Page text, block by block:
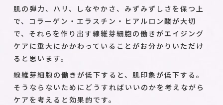
肌の弾力、ハリ、しなやかさ、みずみずしさを保つ上
で、コラーゲン・エラスチン・ヒアルロン酸が大切
で、それらを作り出す線維芽細胞の働きがエイジング
ケアに重大にかかわっていることがお分かりいただけ
ると思います。
線維芽細胞の働きが低下すると、肌印象が低下する。
そうならないためにどうすればいいのかを考えながら
ケアを考えると効果的です。